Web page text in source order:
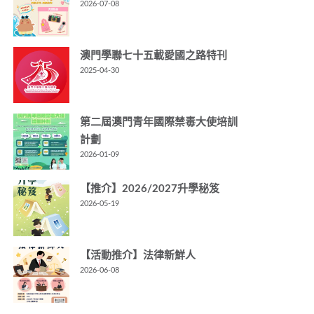
2026-07-08
澳門學聯七十五載愛國之路特刊
2025-04-30
第二屆澳門青年國際禁毒大使培訓
計劃
2026-01-09
【推介】2026/2027升學秘笈
2026-05-19
【活動推介】法律新鮮人
2026-06-08